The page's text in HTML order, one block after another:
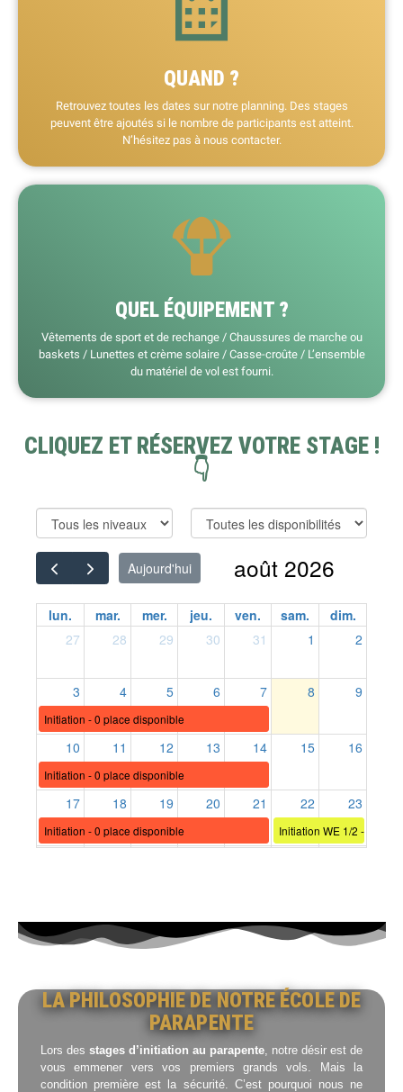
QUAND ?
Retrouvez toutes les dates sur notre planning. Des stages
peuvent être ajoutés si le nombre de participants est atteint.
N’hésitez pas à nous contacter.
QUEL ÉQUIPEMENT ?
Vêtements de sport et de rechange / Chaussures de marche ou
baskets / Lunettes et crème solaire / Casse-croûte / L’ensemble
du matériel de vol est fourni.
CLIQUEZ ET RÉSERVEZ VOTRE STAGE !
👇
LA PHILOSOPHIE DE NOTRE ÉCOLE DE
PARAPENTE
Lors des stages d’initiation au parapente , notre désir est de
vous emmener vers vos premiers grands vols. Mais la
condition première est la sécurité. C’est pourquoi nous ne